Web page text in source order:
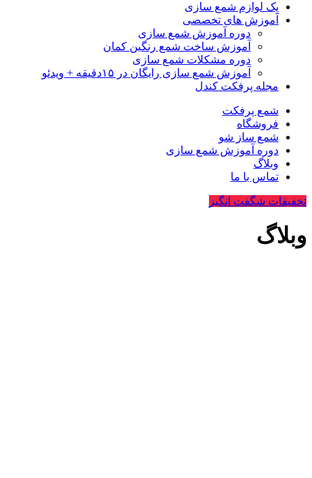
پک لوازم شمع سازی
آموزش های تخصصی
دوره آموزش شمع سازی
آموزش ساخت شمع رنگین کمان
دوره مشکلات شمع سازی
آموزش شمع سازی رایگان در ۱۵دقیقه + ویدئو
مجله پرفکت کندل
شمع پرفکت
فروشگاه
شمع ساز شو
دوره آموزش شمع سازی
وبلاگ
تماس با ما
تخفیفات شگفت انگیز
وبلاگ